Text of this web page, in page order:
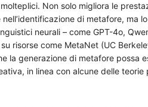
Non solo migliora le
di metafore, ma
neurali – come GPT-4o,
risorse come MetaNet (UC
la generazione di metafore possa
in linea con alcune delle teorie